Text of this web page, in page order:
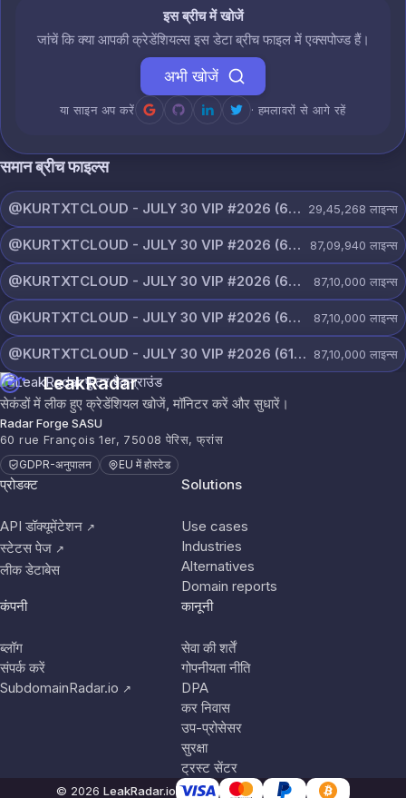
इस ब्रीच में खोजें
जांचें कि क्या आपकी क्रेडेंशियल्स इस डेटा ब्रीच फाइल में एक्सपोज्ड हैं।
अभी खोजें
या साइन अप करें · हमलावरों से आगे रहें
समान ब्रीच फाइल्स
@KURTXTCLOUD - JULY 30 VIP #2026 (65).txt 29,45,268 लाइन्स
@KURTXTCLOUD - JULY 30 VIP #2026 (64).txt 87,09,940 लाइन्स
@KURTXTCLOUD - JULY 30 VIP #2026 (63).txt 87,10,000 लाइन्स
@KURTXTCLOUD - JULY 30 VIP #2026 (62).txt 87,10,000 लाइन्स
@KURTXTCLOUD - JULY 30 VIP #2026 (61).txt 87,10,000 लाइन्स
LeakRadar
सेकंडों में लीक हुए क्रेडेंशियल खोजें, मॉनिटर करें और सुधारें।
Radar Forge SASU
60 rue François 1er, 75008 पेरिस, फ्रांस
GDPR-अनुपालन EU में होस्टेड
प्रोडक्ट
API डॉक्यूमेंटेशन ↗
स्टेटस पेज ↗
लीक डेटाबेस
Solutions
Use cases
Industries
Alternatives
Domain reports
कंपनी
ब्लॉग
संपर्क करें
SubdomainRadar.io ↗
कानूनी
सेवा की शर्तें
गोपनीयता नीति
DPA
कर निवास
उप-प्रोसेसर
सुरक्षा
ट्रस्ट सेंटर
© 2026 LeakRadar.io